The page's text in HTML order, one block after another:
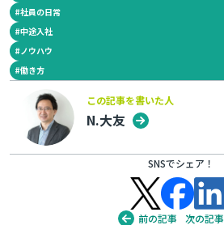
#社員の日常
#中途入社
#ノウハウ
#働き方
この記事を書いた人
N.大友
SNSでシェア！
前の記事 次の記事